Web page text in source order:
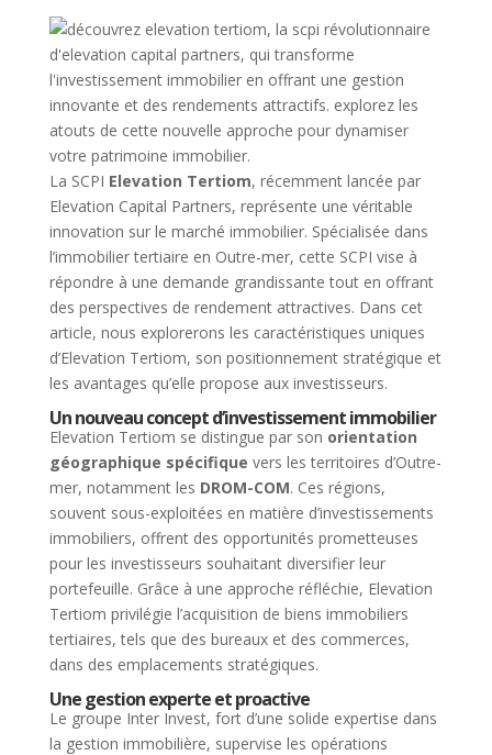
La SCPI Elevation Tertiom, récemment lancée par
Elevation Capital Partners, représente une véritable
innovation sur le marché immobilier. Spécialisée dans
l’immobilier tertiaire en Outre-mer, cette SCPI vise à
répondre à une demande grandissante tout en offrant
des perspectives de rendement attractives. Dans cet
article, nous explorerons les caractéristiques uniques
d’Elevation Tertiom, son positionnement stratégique et
les avantages qu’elle propose aux investisseurs.
Un nouveau concept d’investissement immobilier
Elevation Tertiom se distingue par son orientation
géographique spécifique vers les territoires d’Outre-
mer, notamment les DROM-COM. Ces régions,
souvent sous-exploitées en matière d’investissements
immobiliers, offrent des opportunités prometteuses
pour les investisseurs souhaitant diversifier leur
portefeuille. Grâce à une approche réfléchie, Elevation
Tertiom privilégie l’acquisition de biens immobiliers
tertiaires, tels que des bureaux et des commerces,
dans des emplacements stratégiques.
Une gestion experte et proactive
Le groupe Inter Invest, fort d’une solide expertise dans
la gestion immobilière, supervise les opérations